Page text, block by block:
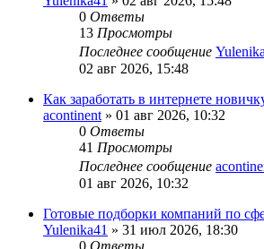
0 Ответы
13 Просмотры
Последнее сообщение
02 авг 2026, 15:48
Как заработать в интернете
acontinent » 01 авг 2026, 10:32
0 Ответы
41 Просмотры
Последнее сообщение
01 авг 2026, 10:32
Готовые подборки компаний по
Yulenika41 » 31 июл 2026, 18:30
0 Ответы